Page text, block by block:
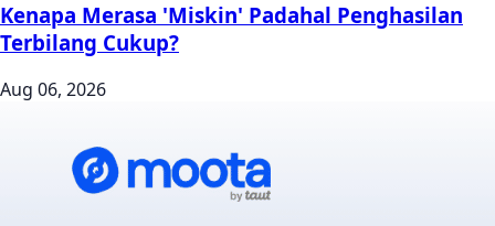
Kenapa Merasa 'Miskin' Padahal Penghasilan
Terbilang Cukup?
Aug 06, 2026